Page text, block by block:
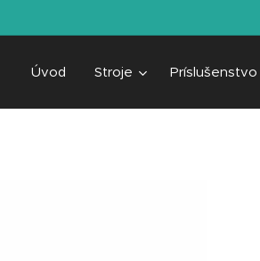
Úvod Stroje Príslušenstvo